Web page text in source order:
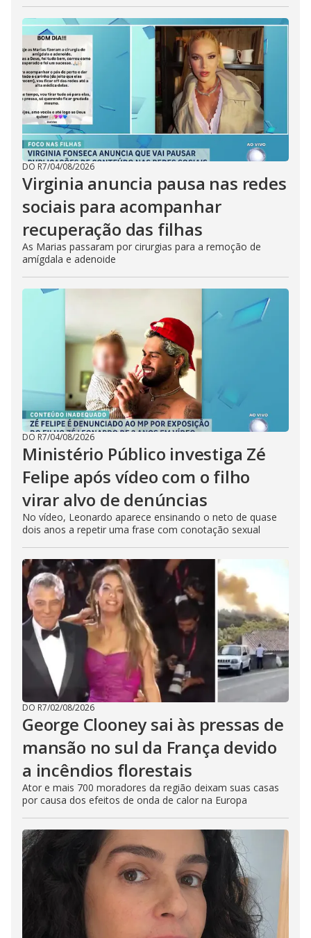
DO R7/04/08/2026
Virginia anuncia pausa nas redes
sociais para acompanhar
recuperação das filhas
As Marias passaram por cirurgias para a remoção de
amígdala e adenoide
DO R7/04/08/2026
Ministério Público investiga Zé
Felipe após vídeo com o filho
virar alvo de denúncias
No vídeo, Leonardo aparece ensinando o neto de quase
dois anos a repetir uma frase com conotação sexual
DO R7/02/08/2026
George Clooney sai às pressas de
mansão no sul da França devido
a incêndios florestais
Ator e mais 700 moradores da região deixam suas casas
por causa dos efeitos de onda de calor na Europa